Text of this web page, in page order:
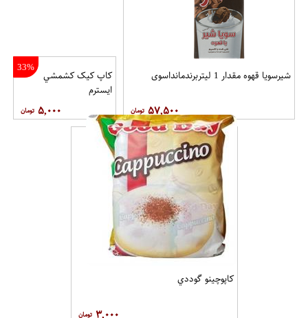
شیرسویا قهوه مقدار 1 لیتربرندمانداسوی
۵۷,۵۰۰
33%
کاپ کيک کشمشي
ايسترم
۵,۰۰۰
کاپوچينو گوددي
۳,۰۰۰